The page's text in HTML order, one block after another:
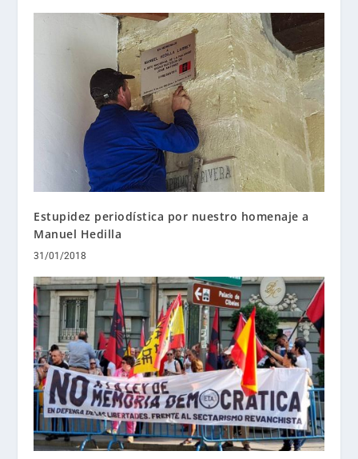
Estupidez periodística por nuestro homenaje a
Manuel Hedilla
31/01/2018